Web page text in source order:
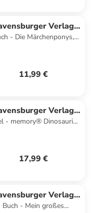
Verlag
GmbH
- Die Märchenponys,
11,99 €
Verlag
GmbH
- memory® Dinosaurier
17,99 €
Verlag
GmbH
Buch - Mein großes